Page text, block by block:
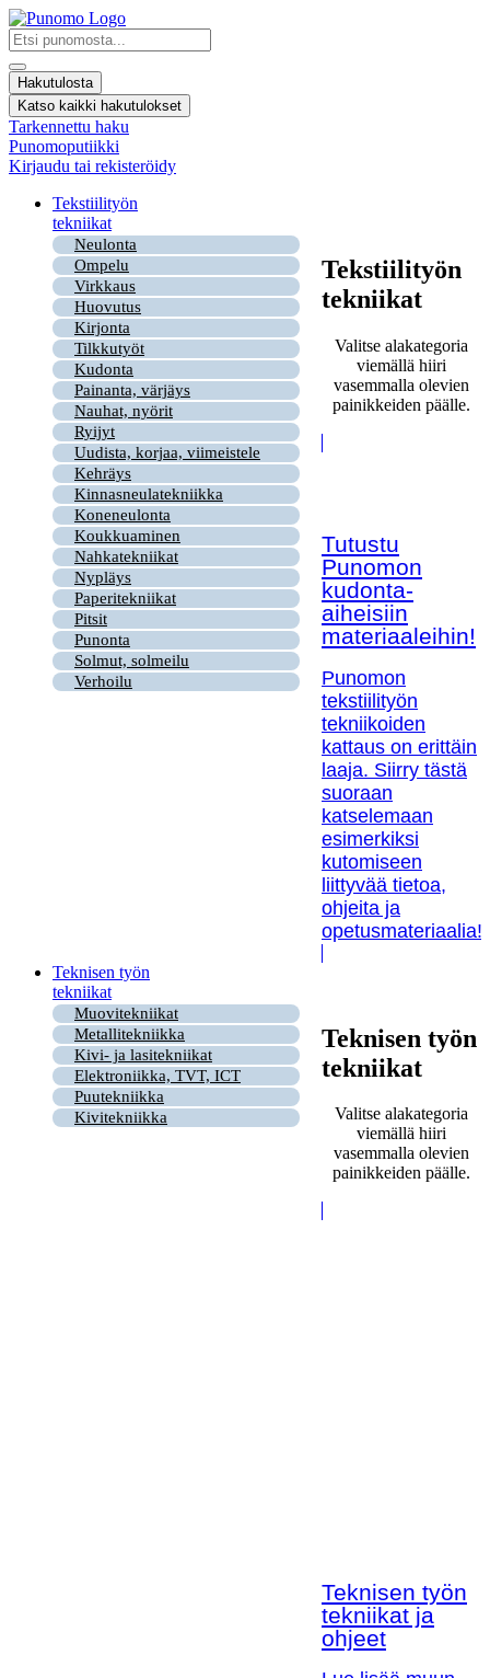
Mene
sisältöön
Search
...
Hakutulosta
Katso kaikki hakutulokset
Tarkennettu haku
Punomoputiikki
Kirjaudu tai rekisteröidy
Tekstiilityön
tekniikat
Neulonta
Ompelu
Virkkaus
Huovutus
Kirjonta
Tilkkutyöt
Kudonta
Painanta, värjäys
Nauhat, nyörit
Ryijyt
Uudista, korjaa, viimeistele
Kehräys
Kinnasneulatekniikka
Koneneulonta
Koukkuaminen
Nahkatekniikat
Nypläys
Paperitekniikat
Pitsit
Punonta
Solmut, solmeilu
Verhoilu
Tekstiilityön
tekniikat
Valitse alakategoria
viemällä hiiri
vasemmalla olevien
painikkeiden päälle.
Tutustu
Punomon
kudonta-
aiheisiin
materiaaleihin!
Punomon
tekstiilityön
tekniikoiden
kattaus on erittäin
laaja. Siirry tästä
suoraan
katselemaan
esimerkiksi
kutomiseen
liittyvää tietoa,
ohjeita ja
opetusmateriaalia!
Teknisen työn
tekniikat
Muovitekniikat
Metallitekniikka
Kivi- ja lasitekniikat
Elektroniikka, TVT, ICT
Puutekniikka
Kivitekniikka
Teknisen työn
tekniikat
Valitse alakategoria
viemällä hiiri
vasemmalla olevien
painikkeiden päälle.
Teknisen työn
tekniikat ja
ohjeet